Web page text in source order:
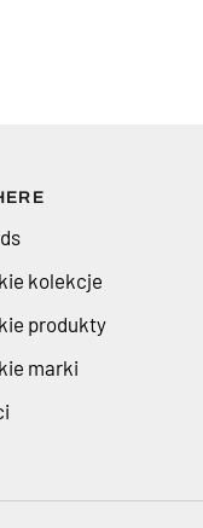
kolekcje
produkty
marki